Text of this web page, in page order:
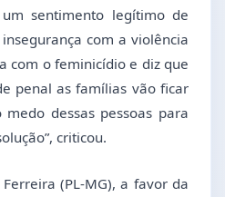
sentimento legítimo de
com a violência
com o feminicídio e diz que
penal as famílias vão ficar
dessas pessoas para
criticou.
(PL-MG), a favor da